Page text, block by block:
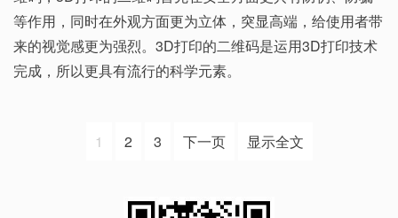
等作用，同时在外观方面更为立体，突显高端，给使用者带
来的视觉感更为强烈。3D打印的二维码是运用3D打印技术
完成，所以更具有流行的科学元素。
1 2 3 下一页 显示全文